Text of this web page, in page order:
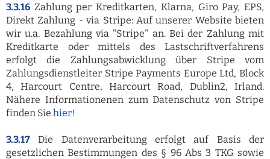
3.3.16 Zahlung per Kreditkarten, Klarna, Giro Pay, EPS,
Direkt Zahlung - via Stripe: Auf unserer Website bieten
wir u.a. Bezahlung via "Stripe" an. Bei der Zahlung mit
Kreditkarte oder mittels des Lastschriftverfahrens
erfolgt die Zahlungsabwicklung über Stripe vom
Zahlungsdienstleiter Stripe Payments Europe Ltd, Block
4, Harcourt Centre, Harcourt Road, Dublin2, Irland.
Nähere Informationenen zum Datenschutz von Stripe
finden Sie hier!
3.3.17 Die Datenverarbeitung erfolgt auf Basis der
gesetzlichen Bestimmungen des § 96 Abs 3 TKG sowie